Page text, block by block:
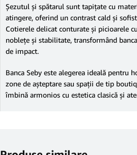
Șezutul și spătarul sunt tapițate cu
atingere, oferind un contrast cald și
Cotierele delicat conturate și picioarele
noblețe și stabilitate, transformând
de impact.
Banca Seby este alegerea ideală pentru
zone de așteptare sau spații de tip
îmbină armonios cu estetica clasică și